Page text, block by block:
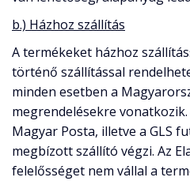
b.) Házhoz szállítás
A termékeket házhoz
történő szállítással
minden esetben a
megrendelésekre
Magyar Posta, illetve a GLS
megbízott szállító végzi. Az
felelősséget nem vállal a